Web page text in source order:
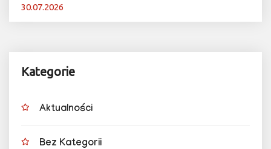
30.07.2026
Kategorie
Aktualności
Bez Kategorii